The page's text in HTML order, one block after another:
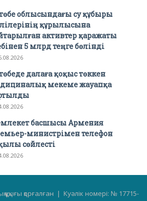
облысындағы су құбыры
құрылысына
активтер қаражаты
5 млрд теңге бөлінді
далаға қоқыс төккен
мекеме жауапқа
басшысы Армения
министрімен телефон
сөйлесті
қорғалған | Куәлік номері: № 17715-